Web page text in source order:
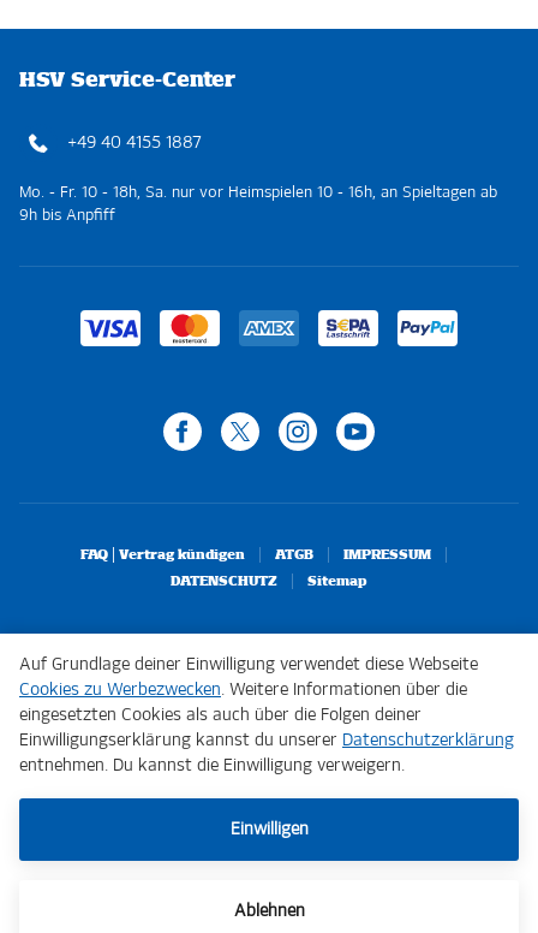
HSV Service-Center
+49 40 4155 1887
Mo. - Fr. 10 - 18h, Sa. nur vor Heimspielen 10 - 16h, an Spieltagen ab
9h bis Anpfiff
FAQ | Vertrag kündigen ATGB
IMPRESSUM
DATENSCHUTZ
Sitemap
Auf Grundlage deiner Einwilligung verwendet diese Webseite
Cookies zu Werbezwecken. Weitere Informationen über die
eingesetzten Cookies als auch über die Folgen deiner
Einwilligungserklärung kannst du unserer Datenschutzerklärung
entnehmen. Du kannst die Einwilligung verweigern.
Einwilligen
Ablehnen